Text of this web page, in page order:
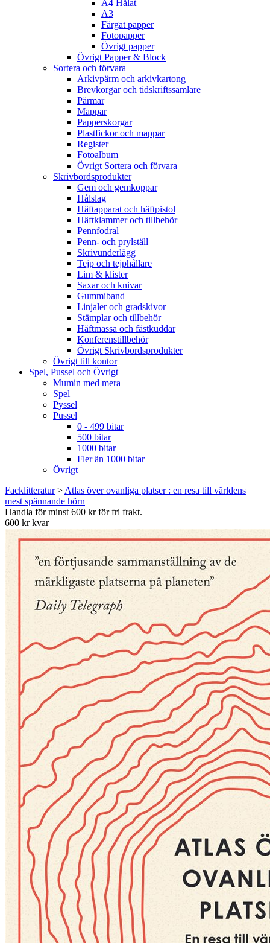
A4 Hålat
A3
Färgat papper
Fotopapper
Övrigt papper
Övrigt Papper & Block
Sortera och förvara
Arkivpärm och arkivkartong
Brevkorgar och tidskriftssamlare
Pärmar
Mappar
Papperskorgar
Plastfickor och mappar
Register
Fotoalbum
Övrigt Sortera och förvara
Skrivbordsprodukter
Gem och gemkoppar
Hålslag
Häftapparat och häftpistol
Häftklammer och tillbehör
Pennfodral
Penn- och prylställ
Skrivunderlägg
Tejp och tejphållare
Lim & klister
Saxar och knivar
Gummiband
Linjaler och gradskivor
Stämplar och tillbehör
Häftmassa och fästkuddar
Konferenstillbehör
Övrigt Skrivbordsprodukter
Övrigt till kontor
Spel, Pussel och Övrigt
Mumin med mera
Spel
Pyssel
Pussel
0 - 499 bitar
500 bitar
1000 bitar
Fler än 1000 bitar
Övrigt
Facklitteratur> Atlas över ovanliga platser : en resa till världens
mest spännande hörn
Handla för minst 600 kr för fri frakt.
600 kr kvar